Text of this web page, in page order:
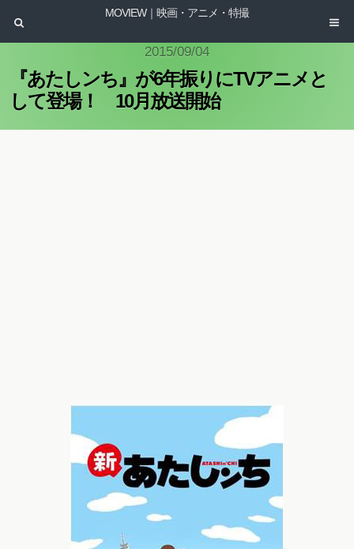
MOVIEW｜映画・アニメ・特撮
2015/09/04
『あたしンち』が6年振りにTVアニメと
して登場！ 10月放送開始